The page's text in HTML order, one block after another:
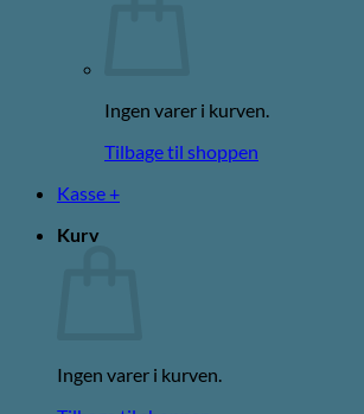
Ingen varer i kurven.
Tilbage til shoppen
Kasse +
Kurv
Ingen varer i kurven.